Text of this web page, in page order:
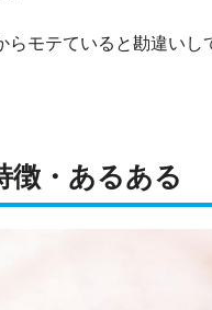
らモテていると勘違い
徴・あるある